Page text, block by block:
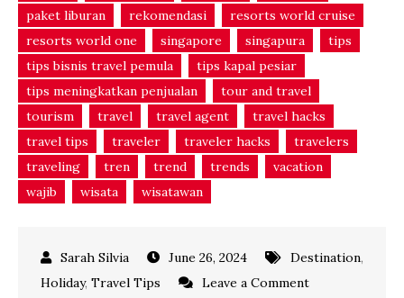
paket liburan
rekomendasi
resorts world cruise
resorts world one
singapore singapura
tips
tips bisnis travel pemula
tips kapal pesiar
tips meningkatkan penjualan
tour and travel
tourism
travel travel agent
travel hacks
travel tips
traveler traveler hacks
travelers
traveling
tren trend trends
vacation
wajib
wisata wisatawan
June 26, 2024 Destination,
Holiday, Travel Tips Leave a Commenton